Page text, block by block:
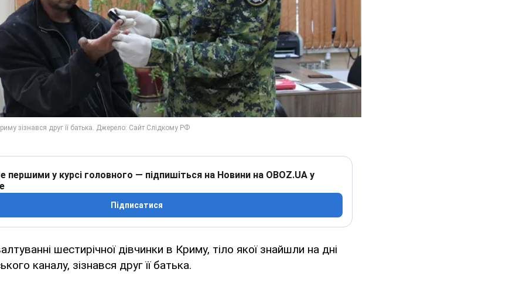
першими у курсі головного — підпишіться на Новини на OBOZ.UA у
Підписатися
шестирічної дівчинки в Криму, тіло якої знайшли на дні
каналу, зізнався друг її батька.